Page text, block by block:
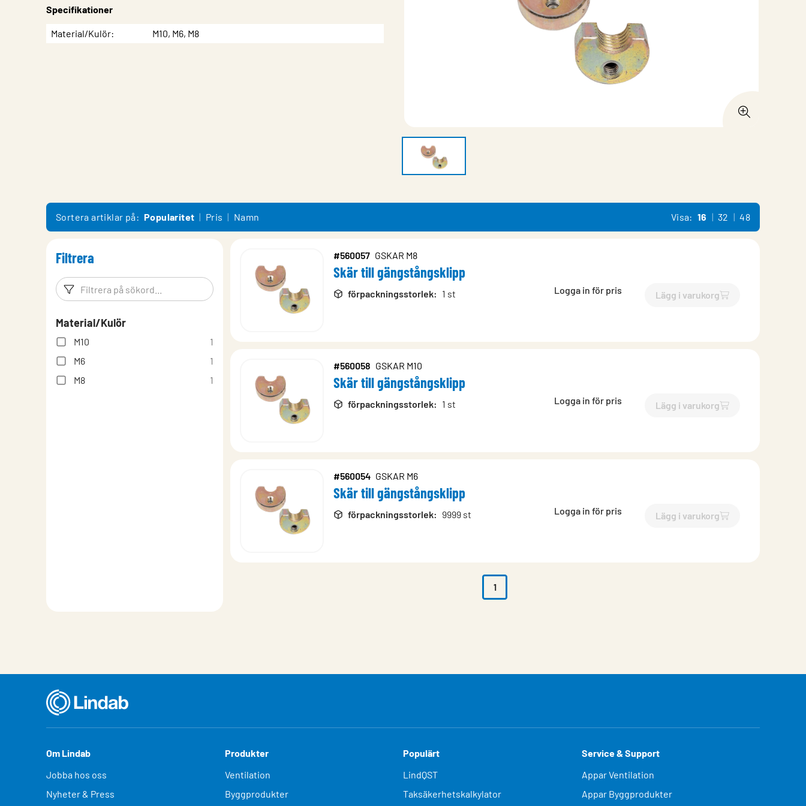
Specifikationer
EgenskapVärde
Material/Kulör M10, M6, M8
Sortera artiklar på: Popularitet Pris Namn Visa: 16 32 48
Filtrera
Filtreringsord Filtrera produkter
Material/Kulör
M10
1
M6
1
M8
1
#560057 GSKAR M8
Skär till gängstångsklipp
förpackningsstorlek: 1 st Logga in för pris Lägg i varukorg
`$Lägg till
#560058 GSKAR M10
Skär till gängstångsklipp
förpackningsstorlek: 1 st Logga in för pris Lägg i varukorg
`$Lägg till
#560054 GSKAR M6
Skär till gängstångsklipp
förpackningsstorlek: 9999 st Logga in för pris Lägg i varukorg
`$Lägg till
1
Om Lindab
Jobba hos oss
Nyheter & Press
Produkter
Ventilation
Byggprodukter
Populärt
LindQST
Taksäkerhetskalkylator
Service & Support
Appar Ventilation
Appar Byggprodukter